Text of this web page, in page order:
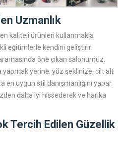
Uzmanlık
kaliteli ürünleri kullanmakla
eğitimlerle kendini geliştirir.
öne çıkan salonumuz,
yapmak yerine, yüz şeklinize, cilt alt
uygun stil danışmanlığını yapar.
daha iyi hissederek ve harika
Tercih Edilen Güzellik